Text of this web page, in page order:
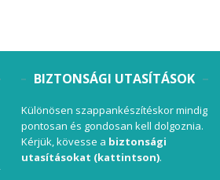
BIZTONSÁGI UTASÍTÁSOK
Különösen szappankészítéskor mindig
pontosan és gondosan kell dolgoznia.
Kérjük, kövesse a biztonsági
utasításokat (kattintson).